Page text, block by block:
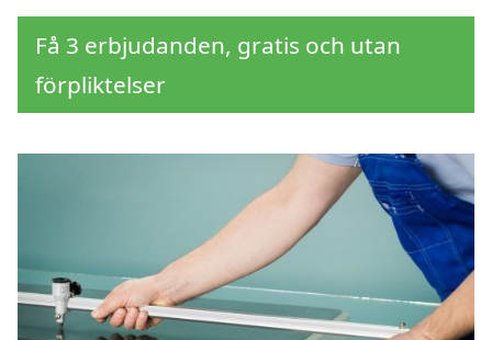
Få 3 erbjudanden, gratis och utan
förpliktelser